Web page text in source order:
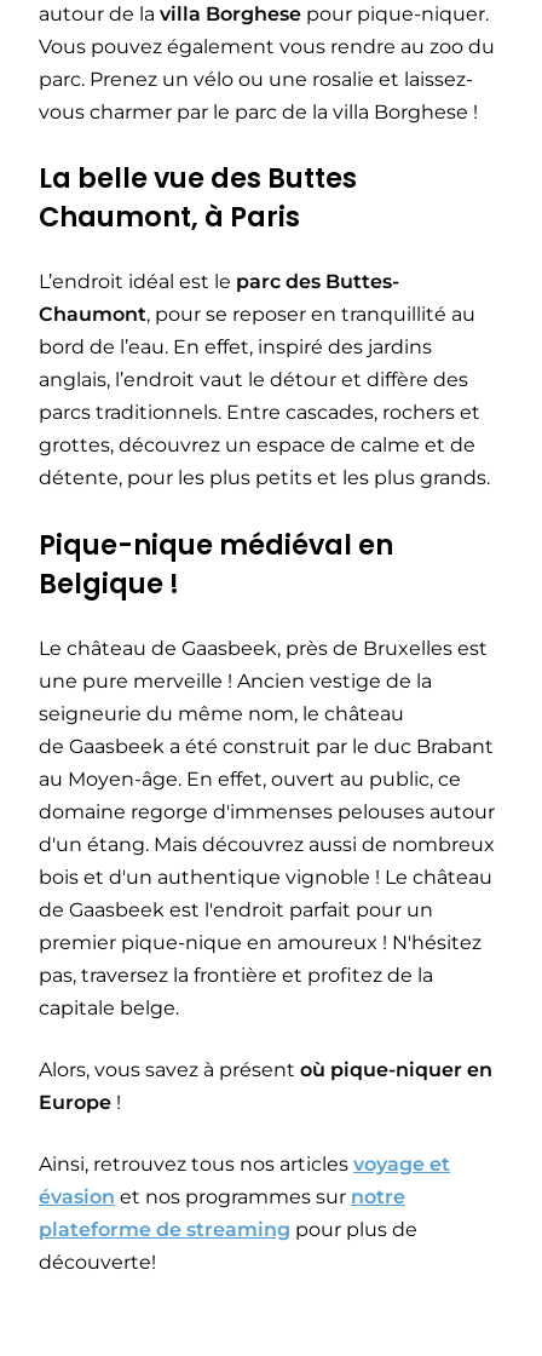
autour de la villa Borghese pour pique-niquer.
Vous pouvez également vous rendre au zoo du
parc. Prenez un vélo ou une rosalie et laissez-
vous charmer par le parc de la villa Borghese !
La belle vue des Buttes
Chaumont, à Paris
L’endroit idéal est le parc des Buttes-
Chaumont, pour se reposer en tranquillité au
bord de l’eau. En effet, inspiré des jardins
anglais, l’endroit vaut le détour et diffère des
parcs traditionnels. Entre cascades, rochers et
grottes, découvrez un espace de calme et de
détente, pour les plus petits et les plus grands.
Pique-nique médiéval en
Belgique !
Le château de Gaasbeek, près de Bruxelles est
une pure merveille ! Ancien vestige de la
seigneurie du même nom, le château
de Gaasbeek a été construit par le duc Brabant
au Moyen-âge. En effet, ouvert au public, ce
domaine regorge d'immenses pelouses autour
d'un étang. Mais découvrez aussi de nombreux
bois et d'un authentique vignoble ! Le château
de Gaasbeek est l'endroit parfait pour un
premier pique-nique en amoureux ! N'hésitez
pas, traversez la frontière et profitez de la
capitale belge.
Alors, vous savez à présent où pique-niquer en
Europe !
Ainsi, retrouvez tous nos articles voyage et
évasion et nos programmes sur notre
plateforme de streaming pour plus de
découverte!